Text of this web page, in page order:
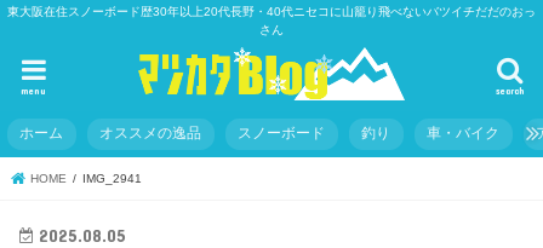
東大阪在住スノーボード歴30年以上20代長野・40代ニセコに山籠り飛べないバツイチだだのおっ
さん
search
menu
ホーム オススメの逸品 スノーボード 釣り 車・バイク
HOME IMG_2941
2025.08.05